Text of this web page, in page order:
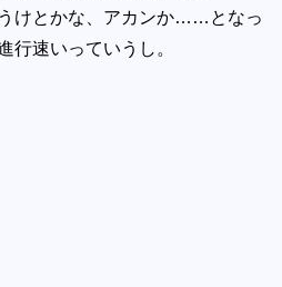
けとかな、アカンか……となっ
行速いっていうし。